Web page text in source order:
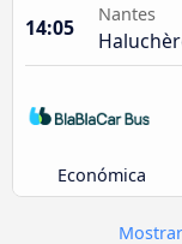
14:05
Nantes
Económica